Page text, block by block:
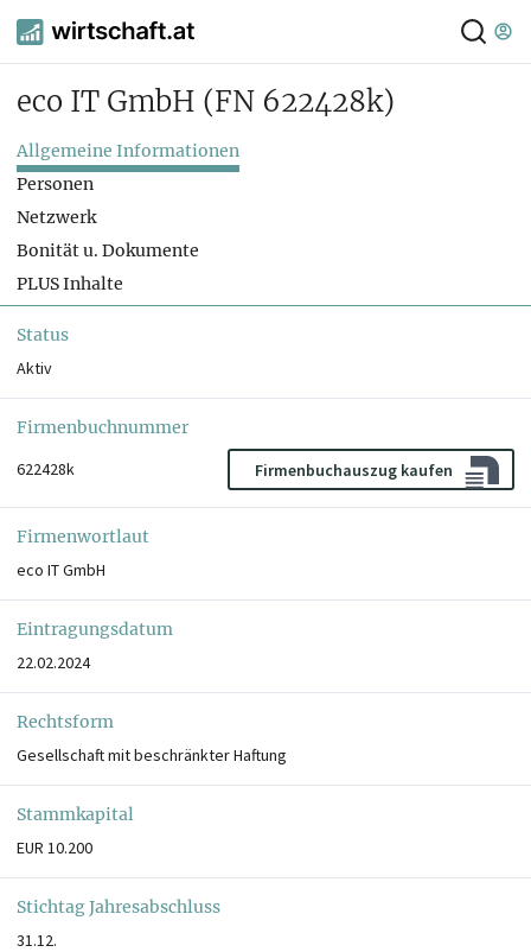
eco IT GmbH (FN 622428k)
Allgemeine Informationen
Personen
Netzwerk
Bonität u. Dokumente
PLUS Inhalte
Status
Aktiv
Firmenbuchnummer
622428k
Firmenbuchauszug kaufen
Firmenwortlaut
eco IT GmbH
Eintragungsdatum
22.02.2024
Rechtsform
Gesellschaft mit beschränkter Haftung
Stammkapital
EUR 10.200
Stichtag Jahresabschluss
31.12.